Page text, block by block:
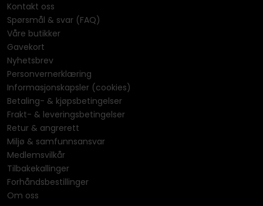
Kontakt oss
Spørsmål & svar (FAQ)
Våre butikker
Gavekort
Nyhetsbrev
Personvernerklæring
Informasjonskapsler (cookies)
Betaling- & kjøpsbetingelser
Frakt- & leveringsbetingelser
Retur & angrerett
Miljø & samfunnsansvar
Medlemsvilkår
Tilbakekallinger
Forhåndsbestillinger
Om oss